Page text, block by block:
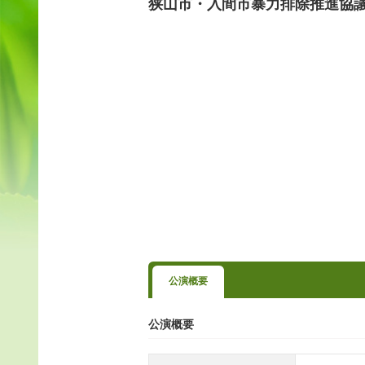
狭山市・入間市暴力排除推進協
公演概要
公演概要